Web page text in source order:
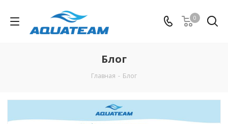
0
Блог
Главная - Блог